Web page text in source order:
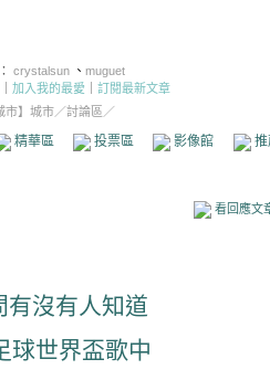
crystalsun 、 muguet
加入我的最愛
訂閱最新文章
市】城市／討論區／
精華區 投票區 影像館
看回應文
有沒有人知道
球世界盃歌中